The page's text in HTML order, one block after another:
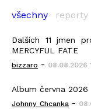
všechny reporty
Dalších 11 jmen
MERCYFUL FATE
bizzaro - 08.08.2026
Album června 2026
Johnny_Chcanka -